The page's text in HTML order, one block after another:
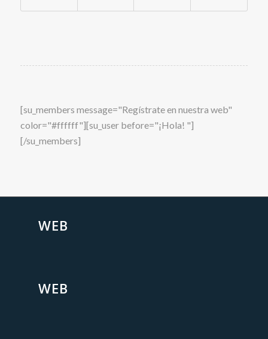
[su_members message="Regístrate en nuestra web"
color="#ffffff"][su_user before="¡Hola! "]
[/su_members]
WEB
WEB